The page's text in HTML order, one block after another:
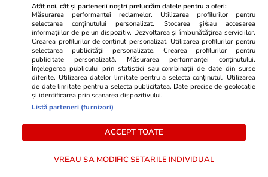
PARTENERI
Atât noi, cât și partenerii noștri prelucrăm datele pentru a oferi:
Măsurarea performanței reclamelor. Utilizarea profilurilor pentru
selectarea conținutului personalizat. Stocarea și/sau accesarea
informațiilor de pe un dispozitiv. Dezvoltarea și îmbunătățirea serviciilor.
Crearea profilurilor de conținut personalizat. Utilizarea profilurilor pentru
selectarea publicității personalizate. Crearea profilurilor pentru
publicitate personalizată. Măsurarea performanței conținutului.
Înțelegerea publicului prin statistici sau combinații de date din surse
diferite. Utilizarea datelor limitate pentru a selecta conținutul. Utilizarea
de date limitate pentru a selecta publicitatea. Date precise de geolocație
și identificarea prin scanarea dispozitivului.
Listă parteneri (furnizori)
ACCEPT TOATE
VREAU SA MODIFIC SETARILE INDIVIDUAL